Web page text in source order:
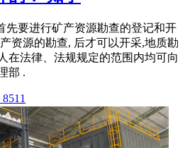
先要进行矿产资源勘查的登记和开
资源的勘查, 后才可以开采,地质勘
在法律、法规规定的范围内均可向
部 .